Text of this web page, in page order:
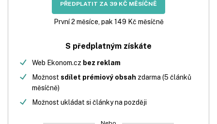
PŘEDPLATIT ZA 39 KČ MĚSÍČNĚ
První 2 měsíce, pak 149 Kč měsíčně
S předplatným získáte
Web Ekonom.cz bez reklam
Možnost sdílet prémiový obsah zdarma (5 článků
měsíčně)
Možnost ukládat si články na později